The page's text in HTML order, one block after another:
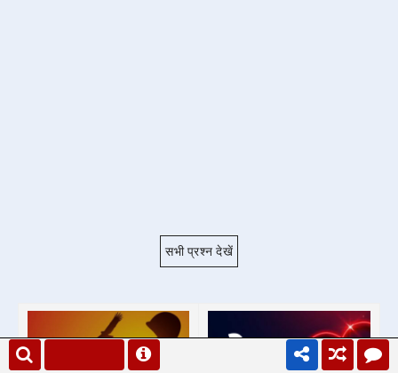
सभी प्रश्न देखें